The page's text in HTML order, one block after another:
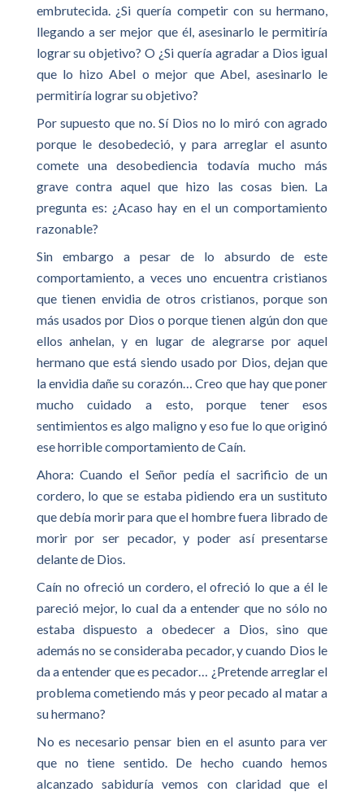
embrutecida. ¿Si quería competir con su hermano,
llegando a ser mejor que él, asesinarlo le permitiría
lograr su objetivo? O ¿Si quería agradar a Dios igual
que lo hizo Abel o mejor que Abel, asesinarlo le
permitiría lograr su objetivo?
Por supuesto que no. Sí Dios no lo miró con agrado
porque le desobedeció, y para arreglar el asunto
comete una desobediencia todavía mucho más
grave contra aquel que hizo las cosas bien. La
pregunta es: ¿Acaso hay en el un comportamiento
razonable?
Sin embargo a pesar de lo absurdo de este
comportamiento, a veces uno encuentra cristianos
que tienen envidia de otros cristianos, porque son
más usados por Dios o porque tienen algún don que
ellos anhelan, y en lugar de alegrarse por aquel
hermano que está siendo usado por Dios, dejan que
la envidia dañe su corazón… Creo que hay que poner
mucho cuidado a esto, porque tener esos
sentimientos es algo maligno y eso fue lo que originó
ese horrible comportamiento de Caín.
Ahora: Cuando el Señor pedía el sacrificio de un
cordero, lo que se estaba pidiendo era un sustituto
que debía morir para que el hombre fuera librado de
morir por ser pecador, y poder así presentarse
delante de Dios.
Caín no ofreció un cordero, el ofreció lo que a él le
pareció mejor, lo cual da a entender que no sólo no
estaba dispuesto a obedecer a Dios, sino que
además no se consideraba pecador, y cuando Dios le
da a entender que es pecador… ¿Pretende arreglar el
problema cometiendo más y peor pecado al matar a
su hermano?
No es necesario pensar bien en el asunto para ver
que no tiene sentido. De hecho cuando hemos
alcanzado sabiduría vemos con claridad que el